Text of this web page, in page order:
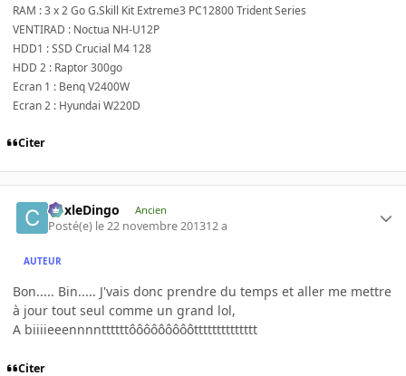
RAM : 3 x 2 Go G.Skill Kit Extreme3 PC12800 Trident Series
VENTIRAD : Noctua NH-U12P
HDD1 : SSD Crucial M4 128
HDD 2 : Raptor 300go
Ecran 1 : Benq V2400W
Ecran 2 : Hyundai W220D
Citer
CoxleDingo Ancien
Posté(e) le 22 novembre 201312 a
AUTEUR
Bon..... Bin..... J'vais donc prendre du temps et aller me mettre
à jour tout seul comme un grand lol,
A biiiieeennnnttttttôôôôôôôôôtttttttttttttt
Citer